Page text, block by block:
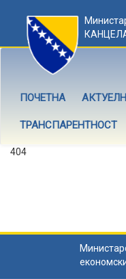
ПОЧЕТНА
ТРАНСПАРЕНТНОСТ
404